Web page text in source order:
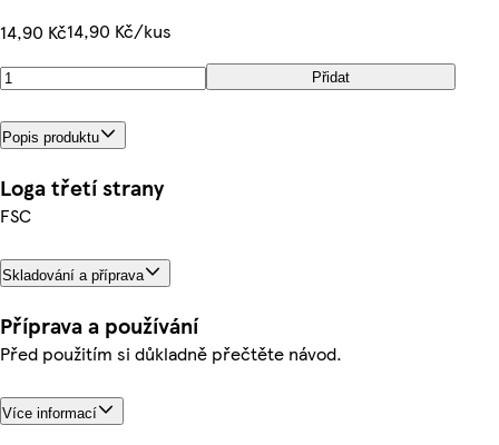
14,90 Kč14,90 Kč/kus
Přidat
Popis produktu
Loga třetí strany
FSC
Skladování a příprava
Příprava a používání
Před použitím si důkladně přečtěte návod.
Více informací